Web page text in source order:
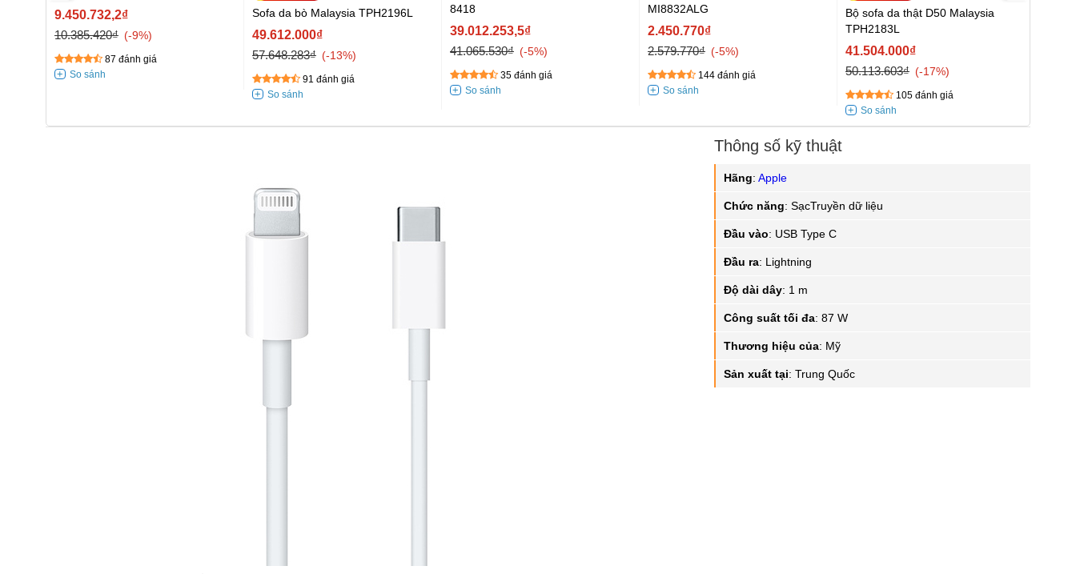
9.450.732,2₫
10.385.420₫
-9%
87 đánh giá
Sofa da bò Malaysia TPH2196L
49.612.000₫
57.648.283₫
-13%
91 đánh giá
8418
39.012.253,5₫
41.065.530₫
-5%
35 đánh giá
MI8832ALG
2.450.770₫
2.579.770₫
-5%
144 đánh giá
Bộ sofa da thật D50 Malaysia
TPH2183L
41.504.000₫
50.113.603₫
-17%
105 đánh giá
Thông số kỹ thuật
Hãng: Apple
Chức năng: SạcTruyền dữ liệu
Đầu vào: USB Type C
Đầu ra: Lightning
Độ dài dây: 1 m
Công suất tối đa: 87 W
Thương hiệu của: Mỹ
Sản xuất tại: Trung Quốc